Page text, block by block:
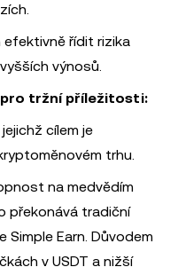
efektivně řídit rizika
výnosů.
tržní příležitosti:
cílem je
trhu.
na medvědím
překonává tradiční
Simple Earn. Důvodem
v USDT a nižší